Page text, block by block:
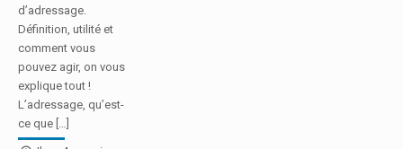
d’adressage.
Définition, utilité et
comment vous
pouvez agir, on vous
explique tout !
L’adressage, qu’est-
ce que […]